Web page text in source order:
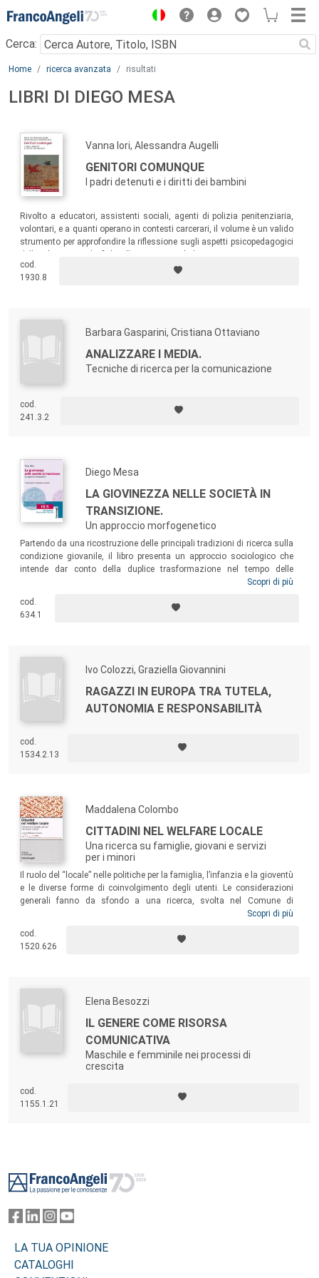
Menu
Cerca:
Main content
Home ricerca avanzata risultati
LIBRI DI DIEGO MESA
Vanna Iori, Alessandra Augelli
GENITORI COMUNQUE
I padri detenuti e i diritti dei bambini
Rivolto a educatori, assistenti sociali, agenti di polizia penitenziaria,
volontari, e a quanti operano in contesti carcerari, il volume è un valido
strumento per approfondire la riflessione sugli aspetti psicopedagogici
cod.
1930.8
Barbara Gasparini, Cristiana Ottaviano
ANALIZZARE I MEDIA.
Tecniche di ricerca per la comunicazione
cod.
241.3.2
Diego Mesa
LA GIOVINEZZA NELLE SOCIETÀ IN
TRANSIZIONE.
Un approccio morfogenetico
Partendo da una ricostruzione delle principali tradizioni di ricerca sulla
condizione giovanile, il libro presenta un approccio sociologico che
intende dar conto della duplice trasformazione nel tempo delle
strutture della società e dei giovani nella società. Alla luce di questo
contesto italiano, dal
alla crisi economico-politico-sociale
odierna, attraverso i principali ambiti di vita dei giovani.
Scopri di più
cod.
634.1
Ivo Colozzi, Graziella Giovannini
RAGAZZI IN EUROPA TRA TUTELA,
AUTONOMIA E RESPONSABILITÀ
cod.
1534.2.13
Maddalena Colombo
CITTADINI NEL WELFARE LOCALE
Una ricerca su famiglie, giovani e servizi
per i minori
Il ruolo del “locale” nelle politiche per la famiglia, l’infanzia e la gioventù
e le diverse forme di coinvolgimento degli utenti. Le considerazioni
generali fanno da sfondo a una ricerca, svolta nel Comune di
Coccaglio, che ha innescato un circuito virtuoso di partecipazione
per una comunicazione attiva tra famiglie, realtà associative, giovani,
servizi locali e governo municipale.
Scopri di più
cod.
1520.626
Elena Besozzi
IL GENERE COME RISORSA
COMUNICATIVA
Maschile e femminile nei processi di
crescita
cod.
1155.1.21
LA TUA OPINIONE
CATALOGHI